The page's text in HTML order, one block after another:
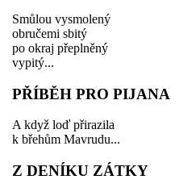
Smůlou vysmolený
obručemi sbitý
po okraj přeplněný
vypitý...
PŘÍBĚH PRO PIJANA
A když loď přirazila
k břehům Mavrudu...
Z DENÍKU ZÁTKY